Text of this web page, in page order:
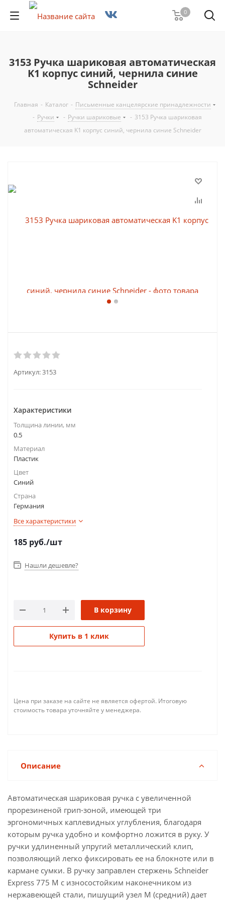
0
3153 Ручка шариковая автоматическая
K1 корпус синий, чернила синие
Schneider
Главная - Каталог - Письменные канцелярские принадлежности
- Ручки - Ручки шариковые - 3153 Ручка шариковая
автоматическая K1 корпус синий, чернила синие Schneider
Артикул:3153
Характеристики
Толщина линии, мм
0.5
Материал
Пластик
Цвет
Синий
Страна
Германия
Все характеристики
185 руб./шт
Нашли дешевле?
В корзину
Купить в 1 клик
Цена при заказе на сайте не является офертой. Итоговую
стоимость товара уточняйте у менеджера.
Описание
Автоматическая шариковая ручка с увеличенной
прорезиненой грип-зоной, имеющей три
эргономичных каплевидных углубления, благодаря
которым ручка удобно и комфортно ложится в руку. У
ручки удлиненный упругий металлический клип,
позволяющий легко фиксировать ее на блокноте или в
кармане сумки. В ручку заправлен стержень Schneider
Express 775 M с износостойким наконечником из
нержавеющей стали, пишущий узел М (средний) дает